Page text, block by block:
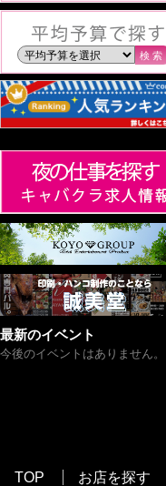
検索
最新のイベント
今後のイベントはありません。
TOP お店を探す